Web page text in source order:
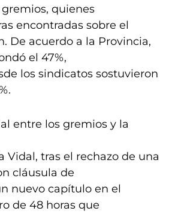
quienes
encontradas sobre el
De acuerdo a la Provincia,
el 47%,
los sindicatos sostuvieron
entre los gremios y la
Vidal, tras el rechazo de una
cláusula de
nuevo capítulo en el
de 48 horas que